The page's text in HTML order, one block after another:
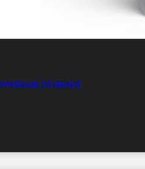
16 GEN 8